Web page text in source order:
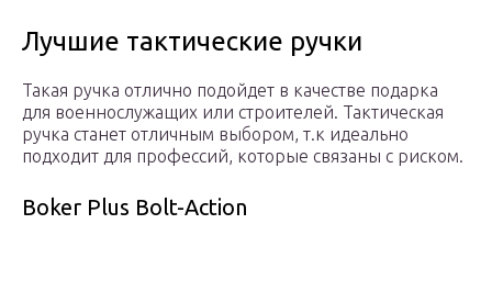
Лучшие тактические ручки
Такая ручка отлично подойдет в качестве подарка
для военнослужащих или строителей. Тактическая
ручка станет отличным выбором, т.к идеально
подходит для профессий, которые связаны с риском.
Boker Plus Bolt-Action